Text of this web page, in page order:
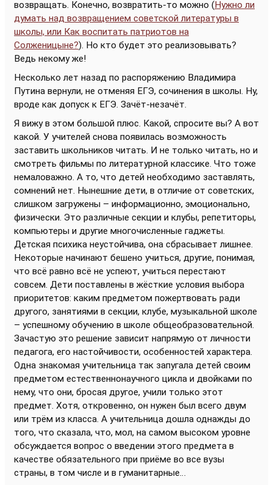
возвращать. Конечно, возвратить-то можно (Нужно ли
думать над возвращением советской литературы в
школы, или Как воспитать патриотов на
Солженицыне?). Но кто будет это реализовывать?
Ведь некому же!
Несколько лет назад по распоряжению Владимира
Путина вернули, не отменяя ЕГЭ, сочинения в школы. Ну,
вроде как допуск к ЕГЭ. Зачёт-незачёт.
Я вижу в этом большой плюс. Какой, спросите вы? А вот
какой. У учителей снова появилась возможность
заставить школьников читать. И не только читать, но и
смотреть фильмы по литературной классике. Что тоже
немаловажно. А то, что детей необходимо заставлять,
сомнений нет. Нынешние дети, в отличие от советских,
слишком загружены – информационно, эмоционально,
физически. Это различные секции и клубы, репетиторы,
компьютеры и другие многочисленные гаджеты.
Детская психика неустойчива, она сбрасывает лишнее.
Некоторые начинают бешено учиться, другие, понимая,
что всё равно всё не успеют, учиться перестают
совсем. Дети поставлены в жёсткие условия выбора
приоритетов: каким предметом пожертвовать ради
другого, занятиями в секции, клубе, музыкальной школе
– успешному обучению в школе общеобразовательной.
Зачастую это решение зависит напрямую от личности
педагога, его настойчивости, особенностей характера.
Одна знакомая учительница так запугала детей своим
предметом естественнонаучного цикла и двойками по
нему, что они, бросая другое, учили только этот
предмет. Хотя, откровенно, он нужен был всего двум
или трём из класса. А учительница дошла однажды до
того, что сказала, что, мол, на самом высоком уровне
обсуждается вопрос о введении этого предмета в
качестве обязательного при приёме во все вузы
страны, в том числе и в гуманитарные…